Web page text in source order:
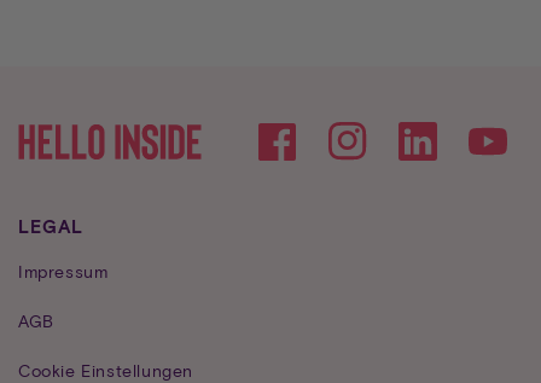
FacebookInstagram YouTube
LEGAL
Impressum
AGB
Cookie Einstellungen